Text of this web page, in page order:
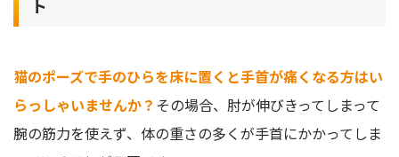
ト
猫のポーズで手のひらを床に置くと手首が痛くなる方はい
らっしゃいませんか？ その場合、肘が伸びきってしまって
腕の筋力を使えず、体の重さの多くが手首にかかってしま